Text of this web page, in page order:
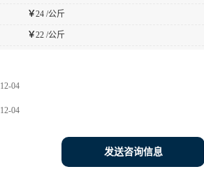
￥24 /公斤
￥22 /公斤
04
04
发送咨询信息